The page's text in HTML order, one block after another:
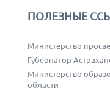
ПОЛЕЗНЫЕ
Министерство
Губернатор
Министерство
области